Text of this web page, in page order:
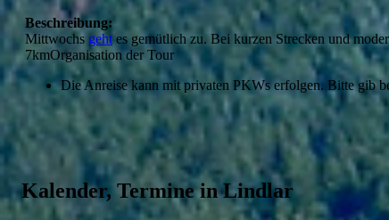
Beschreibung:
Mittwochs gehtes gemütlich zu. Bei kurzen Strecken und
7kmOrganisation der Tour
Die Anreise kann mit privaten PKWs erfolgen. Bitte gib
Kalender, Termine in Lindlar